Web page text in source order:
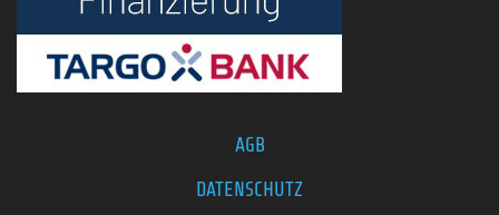
AGB
DATENSCHUTZ